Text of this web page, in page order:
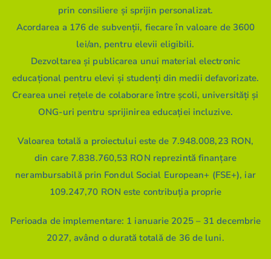
prin consiliere și sprijin personalizat.
Acordarea a 176 de subvenții, fiecare în valoare de 3600
lei/an, pentru elevii eligibili.
Dezvoltarea și publicarea unui material electronic
educațional pentru elevi și studenți din medii defavorizate.
Crearea unei rețele de colaborare între școli, universități și
ONG-uri pentru sprijinirea educației incluzive.
Valoarea totală a proiectului este de 7.948.008,23 RON,
din care 7.838.760,53 RON reprezintă finanțare
nerambursabilă prin Fondul Social European+ (FSE+), iar
109.247,70 RON este contribuția proprie
Perioada de implementare: 1 ianuarie 2025 – 31 decembrie
2027, având o durată totală de 36 de luni.